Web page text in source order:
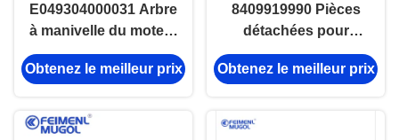
E049304000031 Arbre
à manivelle du moteur
diesel JAC1025
JAC1030 JAC1040
Obtenez le meilleur prix
8409919990 Pièces
détachées pour
camions JAC
Obtenez le meilleur prix